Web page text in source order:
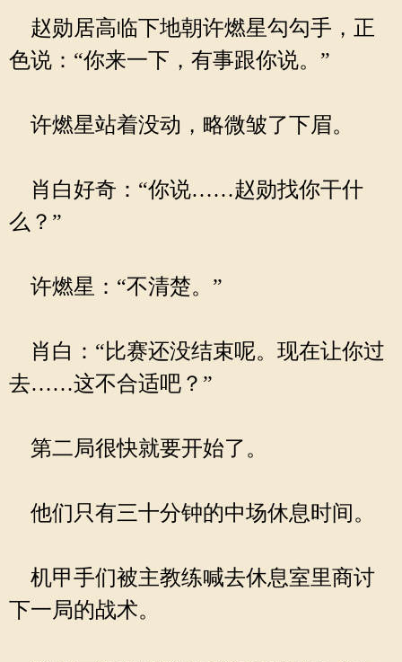
赵勋居高临下地朝许燃星勾勾手，正
色说：“你来一下，有事跟你说。”
许燃星站着没动，略微皱了下眉。
肖白好奇：“你说……赵勋找你干什
么？”
许燃星：“不清楚。”
肖白：“比赛还没结束呢。现在让你过
去……这不合适吧？”
第二局很快就要开始了。
他们只有三十分钟的中场休息时间。
机甲手们被主教练喊去休息室里商讨
下一局的战术。